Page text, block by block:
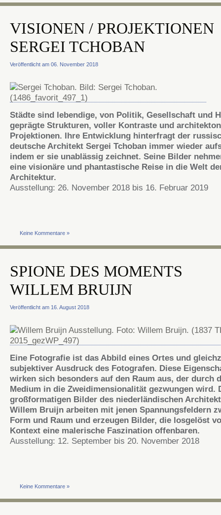
VISIONEN / PROJEKTIONEN
SERGEI TCHOBAN
Veröffentlicht am 06. November 2018
Städte sind lebendige, von Politik, Gesellschaft und
geprägte Strukturen, voller Kontraste und
Projektionen. Ihre Entwicklung hinterfragt der
deutsche Architekt Sergei Tchoban immer wieder
indem er sie unablässig zeichnet. Seine Bilder
eine visionäre und phantastische Reise in die Welt
Architektur.
Ausstellung: 26. November 2018 bis 16. Februar 2019
Keine Kommentare »
SPIONE DES MOMENTS
WILLEM BRUIJN
Veröffentlicht am 16. August 2018
Eine Fotografie ist das Abbild eines Ortes und
subjektiver Ausdruck des Fotografen. Diese
wirken sich besonders auf den Raum aus, der durch
Medium in die Zweidimensionalität gezwungen wird.
groß­for­ma­tigen Bilder des nieder­­ländi­schen
Willem Bruijn arbeiten mit jenen Spannungsfeldern
Form und Raum und erzeugen Bilder, die losgelöst
Kontext eine malerische Faszination offenbaren.
Ausstellung: 12. September bis 20. November 2018
Keine Kommentare »